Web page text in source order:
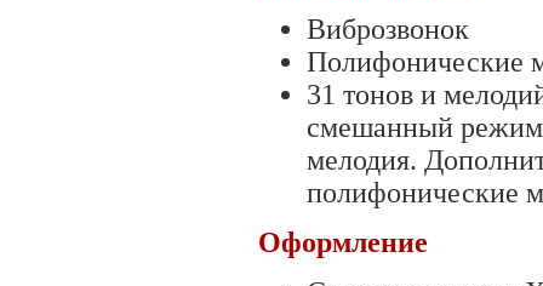
Виброзвонок
Полифонические
31 тонов и
смешанный режим
мелодия.
полифонические
Оформление